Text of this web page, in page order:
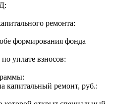
ремонта:
формирования фонда
уплате взносов:
капитальный ремонт, руб.: